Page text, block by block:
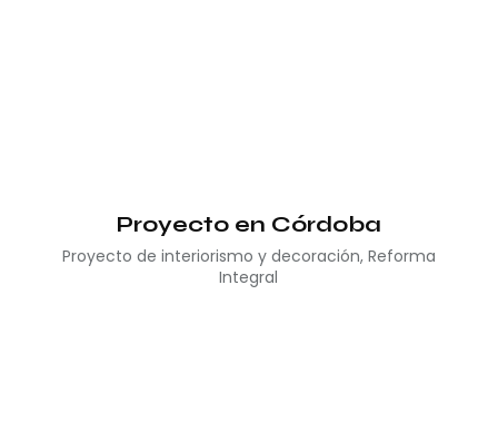
Proyecto en Córdoba
Proyecto de interiorismo y decoración, Reforma
Integral